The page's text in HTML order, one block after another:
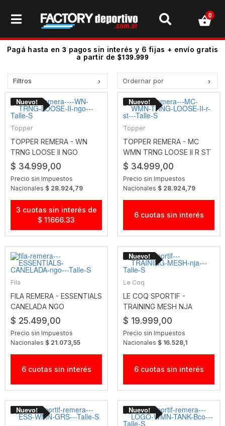
Pagá hasta en 3 pagos sin interés y 6 fijas + envío gratis
a partir de $139.999
0
Filtros
Ordernar por
Precio más alto.
Los más vendidos
Mejor Valoradas
A - Z
Z - A
Fecha de lanzamiento
Mejor Descuento
Topper
TOPPER REMERA - WN
TRNG LOOSE II NGO
$ 34.999,00
Precio sin Impuestos
Nacionales $ 28.924,79
3 cuotas sin interés de
$ 11666.33
Topper
TOPPER REMERA - MC
WMN TRNG LOOSE II R ST
$ 34.999,00
Precio sin Impuestos
Nacionales $ 28.924,79
6 cuotas sin interés
Fila
FILA REMERA - ESSENTIALS
CANELADA NGO
$ 25.499,00
Precio sin Impuestos
Nacionales $ 21.073,55
6 cuotas sin interés
Le Coq
LE COQ SPORTIF -
TRAINING MESH NJA
$ 19.999,00
Precio sin Impuestos
Nacionales $ 16.528,1
6 cuotas sin interés